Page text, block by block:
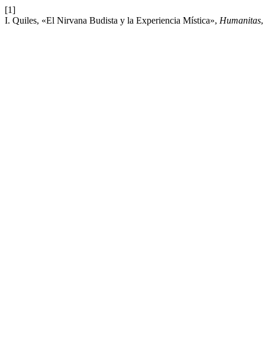
[1]
I. Quiles, «El Nirvana Budista y la Experiencia Mística», Humanitas